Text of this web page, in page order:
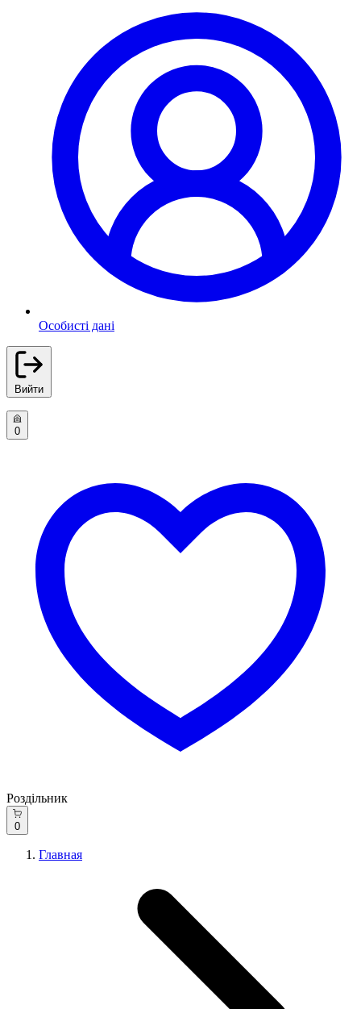
Особисті дані
Вийти
0
Роздільник
0
Главная